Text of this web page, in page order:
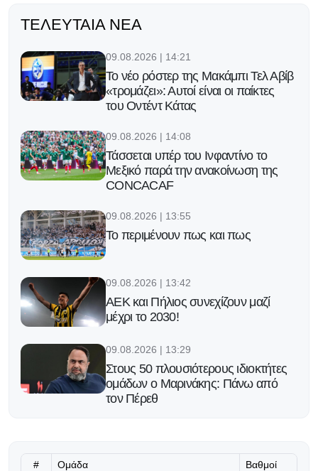
ΤΕΛΕΥΤΑΊΑ ΝΈΑ
09.08.2026 | 14:21
Το νέο ρόστερ της Μακάμπι Τελ Αβίβ
«τρομάζει»: Αυτοί είναι οι παίκτες
του Οντέντ Κάτας
09.08.2026 | 14:08
Τάσσεται υπέρ του Ινφαντίνο το
Μεξικό παρά την ανακοίνωση της
CONCACAF
09.08.2026 | 13:55
Το περιμένουν πως και πως
09.08.2026 | 13:42
ΑΕΚ και Πήλιος συνεχίζουν μαζί
μέχρι το 2030!
09.08.2026 | 13:29
Στους 50 πλουσιότερους ιδιοκτήτες
ομάδων ο Μαρινάκης: Πάνω από
τον Πέρεθ
# Ομάδα Βαθμοί